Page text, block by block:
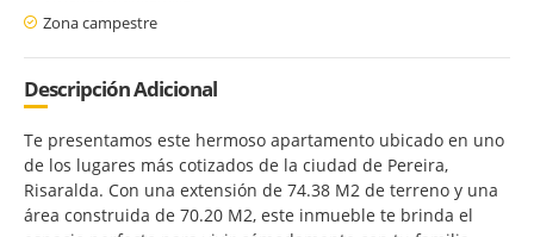
Zona campestre
Descripción Adicional
Te presentamos este hermoso apartamento ubicado en uno
de los lugares más cotizados de la ciudad de Pereira,
Risaralda. Con una extensión de 74.38 M2 de terreno y una
área construida de 70.20 M2, este inmueble te brinda el